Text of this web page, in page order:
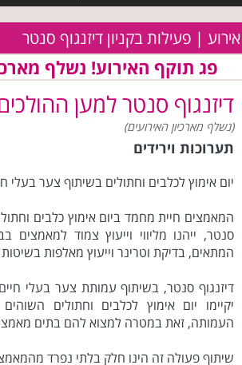
אירוע | פעילות בקניון דיזנגוף סנטר
פג תוקף האירוע! נשלף
דיזנגוף סנטר למען
(נשלף מארכיון האירועים)
תערוכות וירידים
יום אימוץ לכלבים וחתולים בשיתוף צער בעלי
המאמצים חיית מחמד ביום אימוץ כלבים
סנטר, ייהנו מליווי וייעוץ צמוד למאמצים
המתאים, בדיקת וטרינר וייעוץ מאלפות בשיטות
דיזנגוף סנטר, בשיתוף עמותת צער בעלי
יקיימו יום אימוץ לכלבים וחתולים
העמותה, זאת במטרה למצוא להם בתים
שיתוף פעולה זה הינו חלק בלתי נפרד